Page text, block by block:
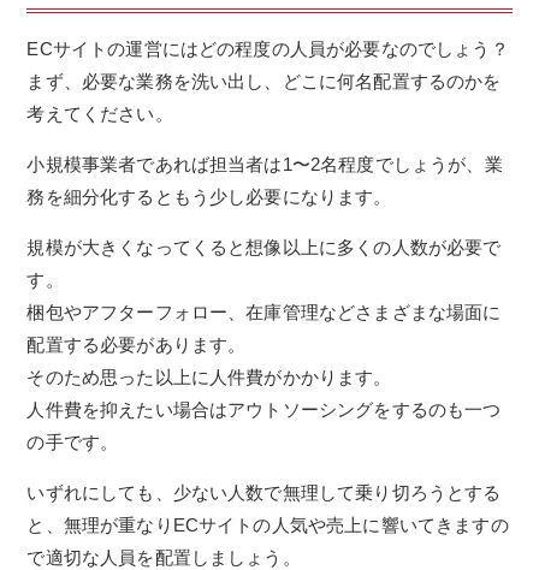
ECサイトの運営にはどの程度の人員が必要なのでしょう？
まず、必要な業務を洗い出し、どこに何名配置するのかを
考えてください。
小規模事業者であれば担当者は1〜2名程度でしょうが、業
務を細分化するともう少し必要になります。
規模が大きくなってくると想像以上に多くの人数が必要で
す。
梱包やアフターフォロー、在庫管理などさまざまな場面に
配置する必要があります。
そのため思った以上に人件費がかかります。
人件費を抑えたい場合はアウトソーシングをするのも一つ
の手です。
いずれにしても、少ない人数で無理して乗り切ろうとする
と、無理が重なりECサイトの人気や売上に響いてきますの
で適切な人員を配置しましょう。